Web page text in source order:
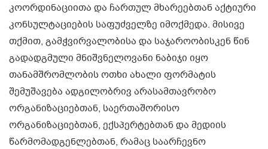
კოორდინაციითა და ჩართულ მხარეებთან აქტიური
კონსულტაციების საფუძველზე იმოქმედა. მისივე
თქმით, გამჭვირვალობისა და საჯაროობისკენ წინ
გადადგმული მნიშვნელოვანი ნაბიჯი იყო
თანამშრომლობის ოთხი ახალი ფორმატის
შემუშავება ადგილობრივ არასამთავრობო
ორგანიზაციებთან, საერთაშორისო
ორგანიზაციებთან, ექსპერტებთან და მედიის
წარმომადგენლებთან, რამაც საარჩევნო